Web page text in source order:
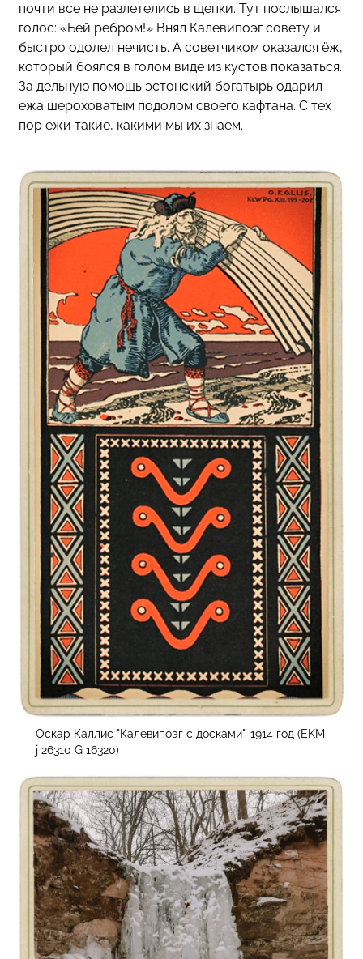
почти все не разлетелись в щепки. Тут послышался
голос: «Бей ребром!» Внял Калевипоэг совету и
быстро одолел нечисть. А советчиком оказался ёж,
который боялся в голом виде из кустов показаться.
За дельную помощь эстонский богатырь одарил
ежа шероховатым подолом своего кафтана. С тех
пор ежи такие, какими мы их знаем.
Оскар Каллис "Калевипоэг c досками", 1914 год (EKM
j 26310 G 16320)